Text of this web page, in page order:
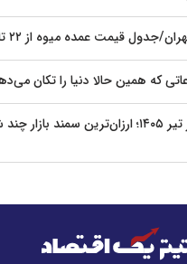
قیمت عمده میوه از ۲۲ تا ۲۸ تیر ۱۴۰۵
که همین حالا دنیا را تکان
شد؟